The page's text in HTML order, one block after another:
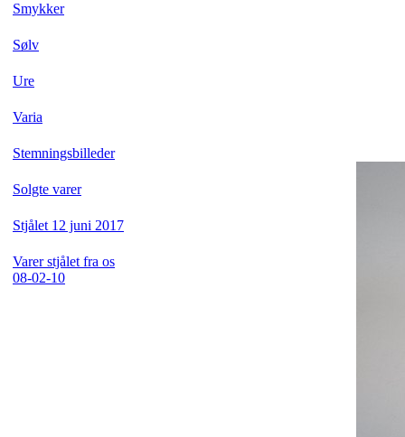
Smykker
Sølv
Ure
Varia
Stemningsbilleder
Solgte varer
Stjålet 12 juni 2017
Varer stjålet fra os
08-02-10